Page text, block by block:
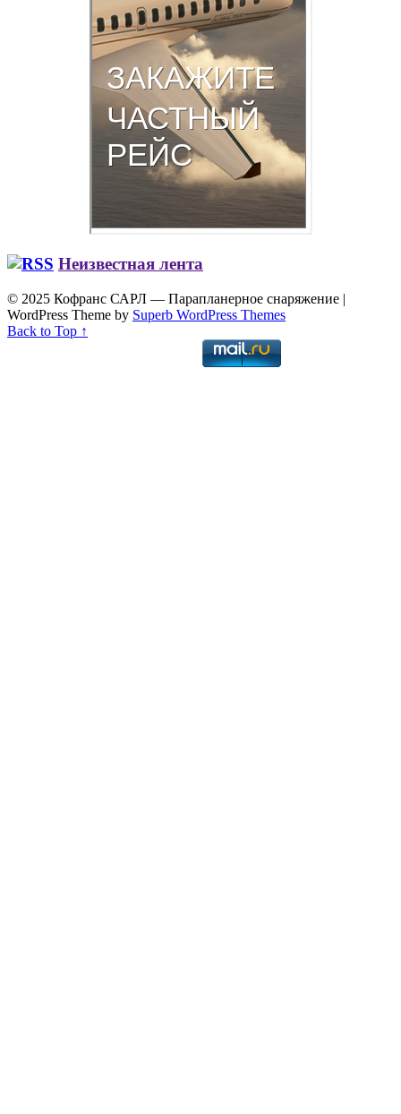
Неизвестная лента
© 2025 Кофранс САРЛ — Парапланерное снаряжение |
WordPress Theme by Superb WordPress Themes
Back to Top ↑